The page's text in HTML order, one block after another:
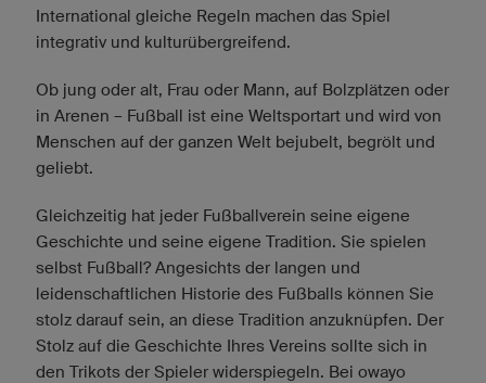
International gleiche Regeln machen das Spiel
integrativ und kulturübergreifend.
Ob jung oder alt, Frau oder Mann, auf Bolzplätzen oder
in Arenen – Fußball ist eine Weltsportart und wird von
Menschen auf der ganzen Welt bejubelt, begrölt und
geliebt.
Gleichzeitig hat jeder Fußballverein seine eigene
Geschichte und seine eigene Tradition. Sie spielen
selbst Fußball? Angesichts der langen und
leidenschaftlichen Historie des Fußballs können Sie
stolz darauf sein, an diese Tradition anzuknüpfen. Der
Stolz auf die Geschichte Ihres Vereins sollte sich in
den Trikots der Spieler widerspiegeln. Bei owayo